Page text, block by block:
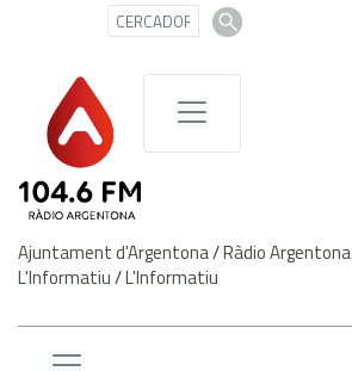
Ajuntament d'Argentona/Ràdio Argentona
L'Informatiu/L'Informatiu